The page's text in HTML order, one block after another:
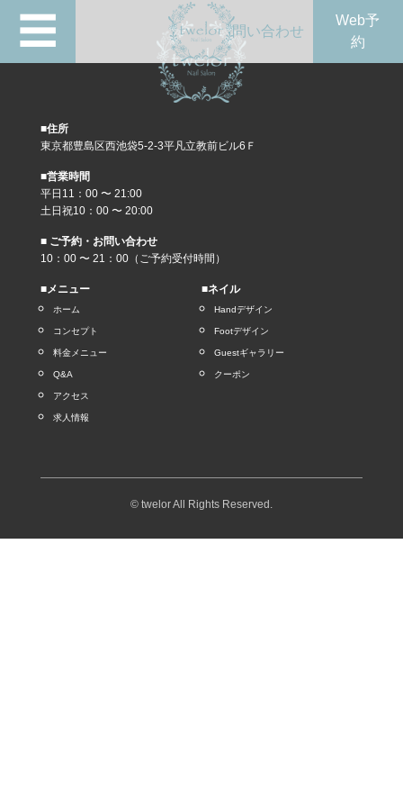
☰ 問い合わせ
Web予
約
■住所
東京都豊島区西池袋5-2-3平凡立教前ビル6Ｆ
■営業時間
平日11：00 〜 21:00
土日祝10：00 〜 20:00
■ ご予約・お問い合わせ
10：00 〜 21：00（ご予約受付時間）
■メニュー
ホーム
コンセプト
料金メニュー
Q&A
アクセス
求人情報
■ネイル
Handデザイン
Footデザイン
Guestギャラリー
クーポン
© twelor All Rights Reserved.